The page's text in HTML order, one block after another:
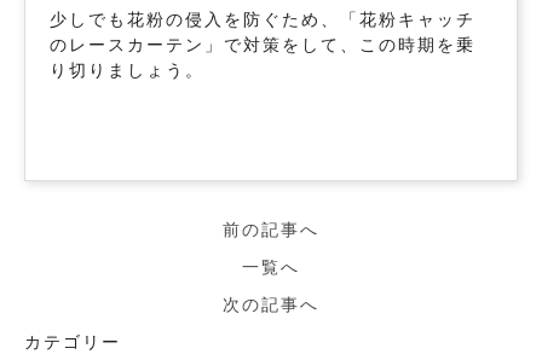
少しでも花粉の侵入を防ぐため、「花粉キャッチ
のレースカーテン」で対策をして、この時期を乗
り切りましょう。
前の記事へ
一覧へ
次の記事へ
カテゴリー